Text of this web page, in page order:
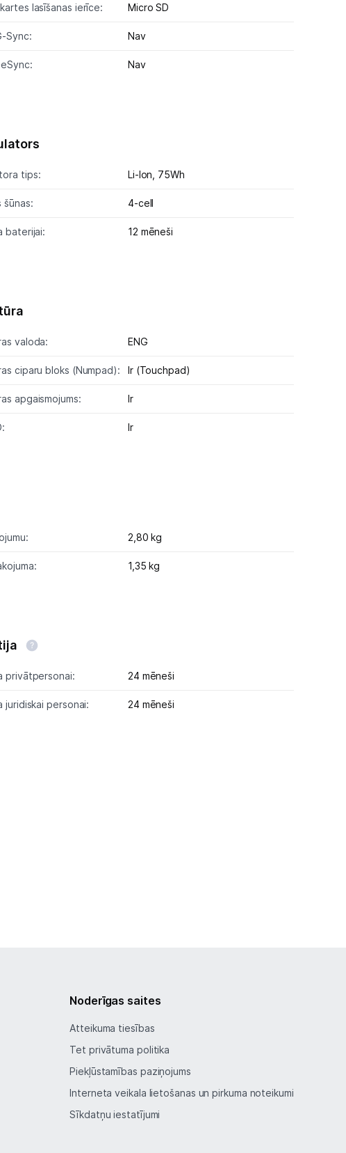
lasīšanas ierīce: Micro SD
Sync: Nav
Nav
tips: Li-lon, 75Wh
šūnas: 4-cell
baterijai: 12 mēneši
valoda: ENG
ciparu bloks (Numpad): Ir (Touchpad)
apgaismojums: Ir
Ir
2,80 kg
1,35 kg
privātpersonai: 24 mēneši
juridiskai personai: 24 mēneši
Noderīgas saites
Atteikuma tiesības
Tet privātuma politika
Piekļūstamības paziņojums
Interneta veikala lietošanas un pirkuma noteikumi
Sīkdatņu iestatījumi